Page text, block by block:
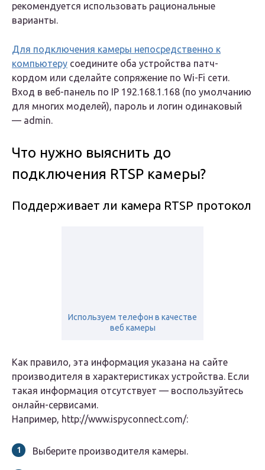
рекомендуется использовать рациональные
варианты.
Для подключения камеры непосредственно к
компьютеру соедините оба устройства патч-
кордом или сделайте сопряжение по Wi-Fi сети.
Вход в веб-панель по IP 192.168.1.168 (по умолчанию
для многих моделей), пароль и логин одинаковый
— admin.
Что нужно выяснить до
подключения RTSP камеры?
Поддерживает ли камера RTSP протокол
Используем телефон в качестве
веб камеры
Как правило, эта информация указана на сайте
производителя в характеристиках устройства. Если
такая информация отсутствует — воспользуйтесь
онлайн-сервисами.
Например, http://www.ispyconnect.com/:
Выберите производителя камеры.